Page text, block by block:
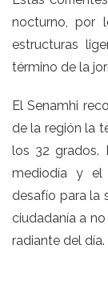
nocturno, por
estructuras
término de la
El Senamhi
de la región la
los 32 grados.
mediodía y el
desafío para la
ciudadanía a
radiante del día.